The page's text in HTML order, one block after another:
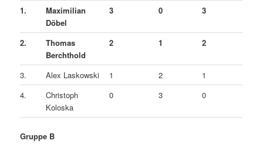
1.
Maximilian
Döbel
3 0 3
2.
Thomas
Berchthold
2 1 2
3. Alex Laskowski 1 2
1
4.
Christoph
Koloska
0 3 0
Gruppe B